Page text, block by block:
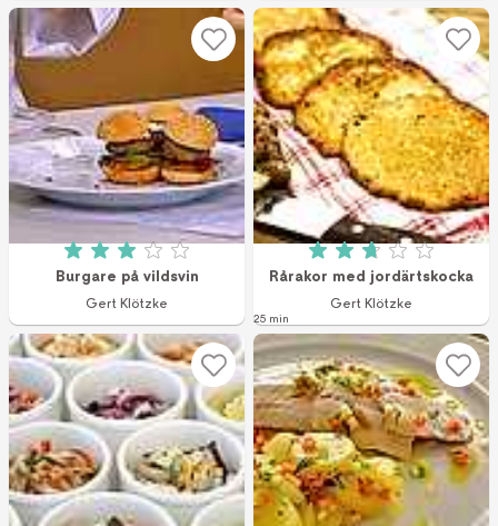
Betyg: 3 av 5 (22 röster)
Burgare på vildsvin
Gert Klötzke
Betyg: 2.73 av 5
Rårakor med jordärtskocka
Gert Klötzke
25 min